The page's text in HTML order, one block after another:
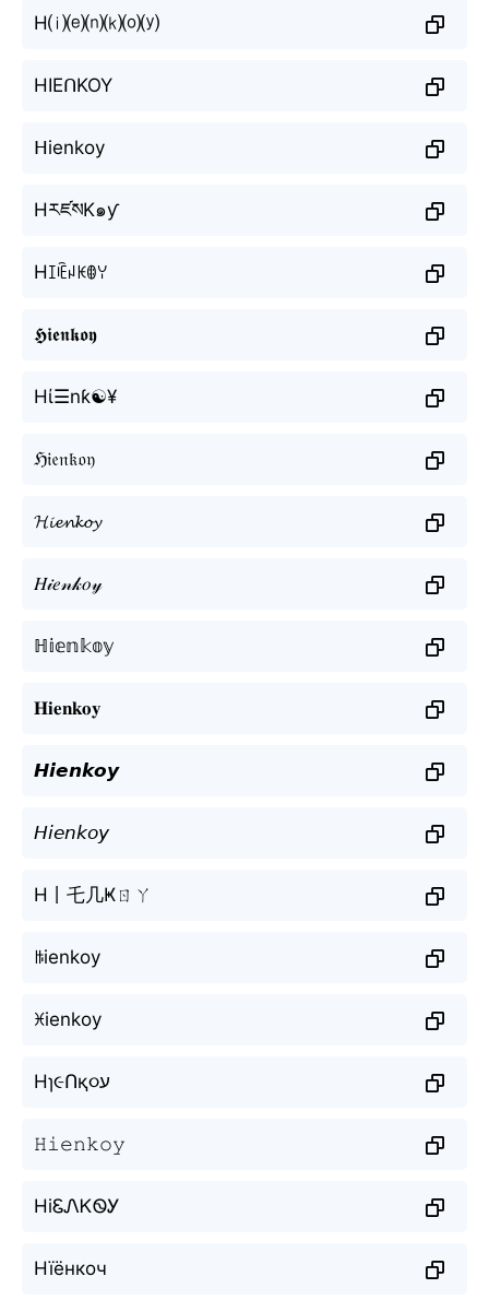
H⒤⒠⒩⒦⒪⒴
HIEᑎKOY
ᕼienkoy
HརཛསK๑ƴ
Hꀤꍟꈤꀘꂦꌩ
𝕳𝖎𝖊𝖓𝖐𝖔𝖞
Hί☰nƙ☯¥
ℌ𝔦𝔢𝔫𝔨𝔬𝔶
𝓗𝓲𝓮𝓷𝓴𝓸𝔂
𝐻𝒾𝑒𝓃𝓀𝑜𝓎
ℍ𝕚𝕖𝕟𝕜𝕠𝕪
𝐇𝐢𝐞𝐧𝐤𝐨𝐲
𝙃𝙞𝙚𝙣𝙠𝙤𝙮
𝘏𝘪𝘦𝘯𝘬𝘰𝘺
H丨乇几Ҝㄖㄚ
ꑛienkoy
ꁝienkoy
Hɿ૯Ոқ૦ע
𝙷𝚒𝚎𝚗𝚔𝚘𝚢
HiᏋᏁᏦᏫᎩ
Нїёнкоч